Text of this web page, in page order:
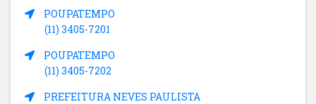
POUPATEMPO
(11) 3405-7201
POUPATEMPO
(11) 3405-7202
PREFEITURA NEVES PAULISTA